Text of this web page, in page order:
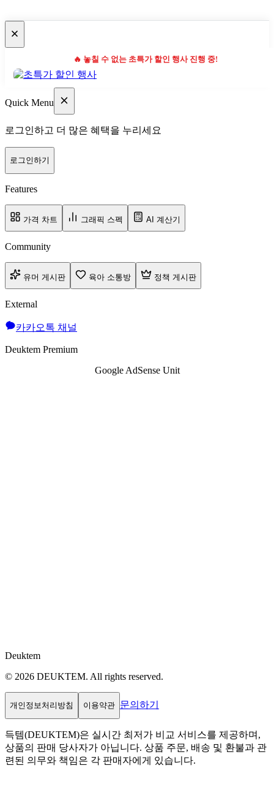
🔥 놓칠 수 없는 초특가 할인 행사 진행 중!
Quick Menu
로그인하고 더 많은 혜택을 누리세요
로그인하기
Features
가격 차트 그래픽 스펙 AI 계산기
Community
유머 게시판 육아 소통방 정책 게시판
External
카카오톡 채널
Deuktem Premium
Google AdSense Unit
Deuktem
© 2026 DEUKTEM. All rights reserved.
개인정보처리방침 이용약관 문의하기
득템(DEUKTEM)은 실시간 최저가 비교 서비스를 제공하며,
상품의 판매 당사자가 아닙니다. 상품 주문, 배송 및 환불과 관
련된 의무와 책임은 각 판매자에게 있습니다.